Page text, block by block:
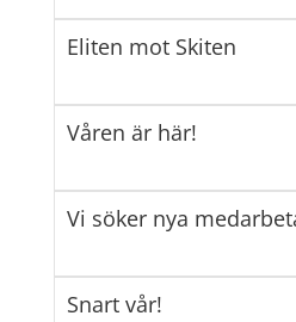
Eliten mot Skiten
Våren är här!
Vi söker nya
Snart vår!